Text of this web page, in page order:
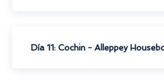
Día 11: Cochin - Alleppey